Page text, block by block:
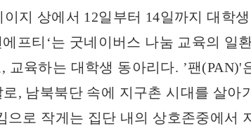
지 상에서 12일부터 14일까지 대학
에프티‘는 굿네이버스 나눔 교육의 일
교육하는 대학생 동아리다. ’팬(PAN)'
, 남북북단 속에 지구촌 시대를 살아
으로 작게는 집단 내의 상호존중에서